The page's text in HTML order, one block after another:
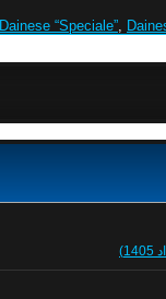
Dainese “Speciale”,